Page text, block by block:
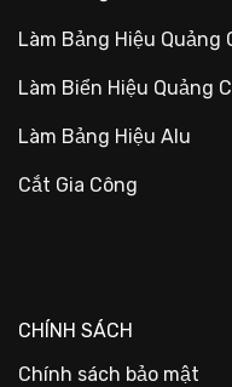
Làm Bảng Hiệu Quảng
Làm Biển Hiệu Quảng
Làm Bảng Hiệu Alu
Cắt Gia Công
CHÍNH SÁCH
Chính sách bảo mật